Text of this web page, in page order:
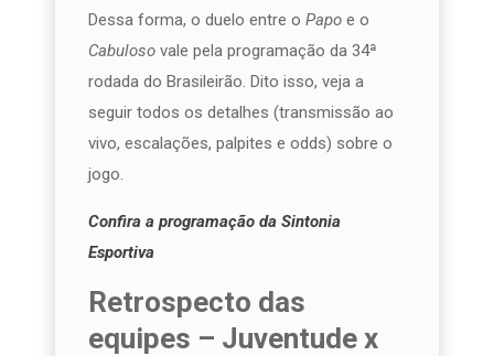
Dessa forma, o duelo entre o Papo e o
Cabuloso vale pela programação da 34ª
rodada do Brasileirão. Dito isso, veja a
seguir todos os detalhes (transmissão ao
vivo, escalações, palpites e odds) sobre o
jogo.
Confira a programação da Sintonia
Esportiva
Retrospecto das
equipes – Juventude x